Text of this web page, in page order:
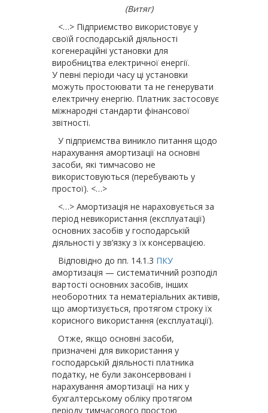
(Витяг)
<…> Підприємство використовує у
своїй господарській діяльності
когенераційні установки для
виробництва електричної енергії.
У певні періоди часу ці установки
можуть простоювати та не генерувати
електричну енергію. Платник застосовує
міжнародні стандарти фінансової
звітності.
У підприємства виникло питання щодо
нарахування амортизації на основні
засоби, які тимчасово не
використовуються (перебувають у
простої). <…>
<…> Амортизація не нараховується за
період невикористання (експлуатації)
основних засобів у господарській
діяльності у зв’язку з їх консервацією.
Відповідно до пп. 14.1.3 ПКУ
амортизація — систематичний розподіл
вартості основних засобів, інших
необоротних та нематеріальних активів,
що амортизується, протягом строку їх
корисного використання (експлуатації).
Отже, якщо основні засоби,
призначені для використання у
господарській діяльності платника
податку, не були законсервовані і
нарахування амортизації на них у
бухгалтерському обліку протягом
періоду тимчасового простою